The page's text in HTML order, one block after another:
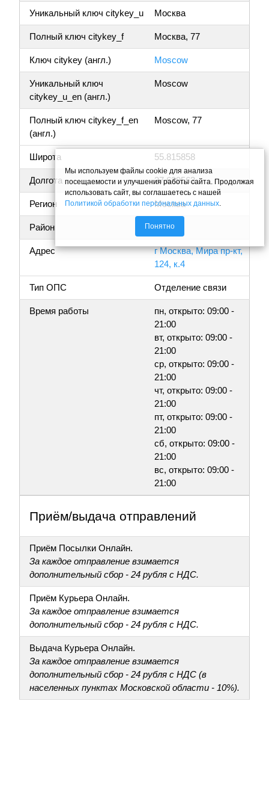
Уникальный ключ citykey_u Москва
Полный ключ citykey_f Москва, 77
Ключ citykey (англ.) Moscow
Уникальный ключ
citykey_u_en (англ.)
Moscow
Полный ключ citykey_f_en
(англ.)
Moscow, 77
Широта 55.815858
Долгота 37.639563
Регион Москва
Район
Адрес
г Москва, Мира пр-кт,
124, к.4
Тип ОПС Отделение связи
Время работы
пн, открыто: 09:00 -
21:00
вт, открыто: 09:00 -
21:00
ср, открыто: 09:00 -
21:00
чт, открыто: 09:00 -
21:00
пт, открыто: 09:00 -
21:00
сб, открыто: 09:00 -
21:00
вс, открыто: 09:00 -
21:00
Приём/выдача отправлений
Приём Посылки Онлайн.
За каждое отправление взимается
дополнительный сбор - 24 рубля с НДС.
Приём Курьера Онлайн.
За каждое отправление взимается
дополнительный сбор - 24 рубля с НДС.
Выдача Курьера Онлайн.
За каждое отправление взимается
дополнительный сбор - 24 рубля с НДС (в
населенных пунктах Московской области - 10%).
Мы используем файлы cookie для анализа
посещаемости и улучшения работы сайта. Продолжая
использовать сайт, вы соглашаетесь с нашей
Политикой обработки персональных данных.
Понятно